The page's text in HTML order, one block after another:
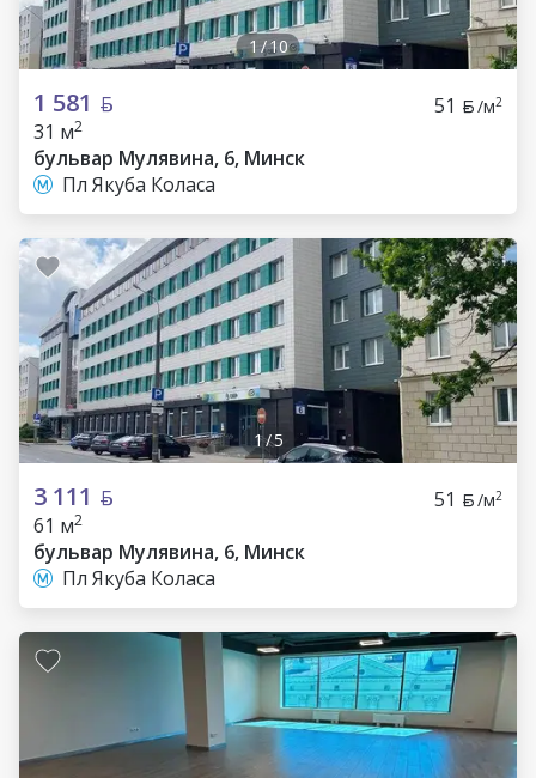
1 /10
1 581 51 /м2
31 м2
бульвар Мулявина, 6, Минск
Пл Якуба Коласа
1/5
3 111 51 /м2
61 м2
бульвар Мулявина, 6, Минск
Пл Якуба Коласа